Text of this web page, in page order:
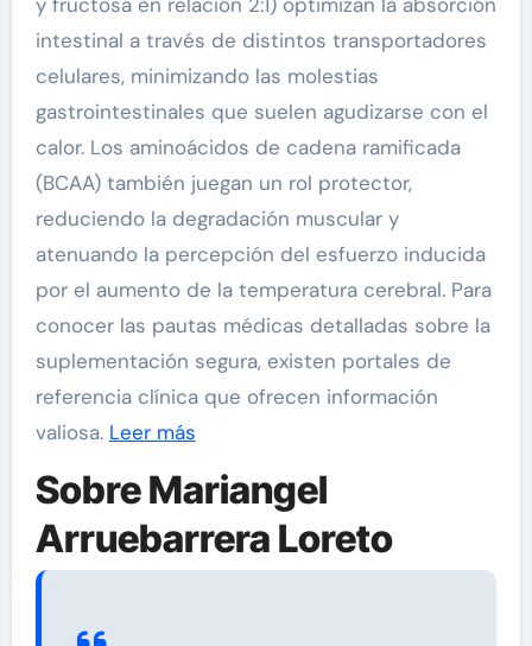
intestinal a través de distintos transportadores
celulares, minimizando las molestias
gastrointestinales que suelen agudizarse con el
calor. Los aminoácidos de cadena ramificada
(BCAA) también juegan un rol protector,
reduciendo la degradación muscular y
atenuando la percepción del esfuerzo inducida
por el aumento de la temperatura cerebral. Para
conocer las pautas médicas detalladas sobre la
suplementación segura, existen portales de
referencia clínica que ofrecen información
valiosa. Leer más
Sobre Mariangel
Arruebarrera Loreto